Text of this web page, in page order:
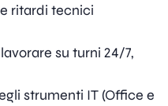
ritardi tecnici
su turni 24/7,
strumenti IT (Office e